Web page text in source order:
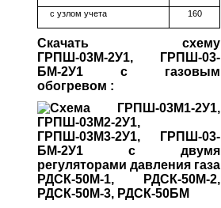
с узлом учета 160
Скачать схему
ГРПШ-03М-2У1, ГРПШ-03-
БМ-2У1 с газовым
обогревом :